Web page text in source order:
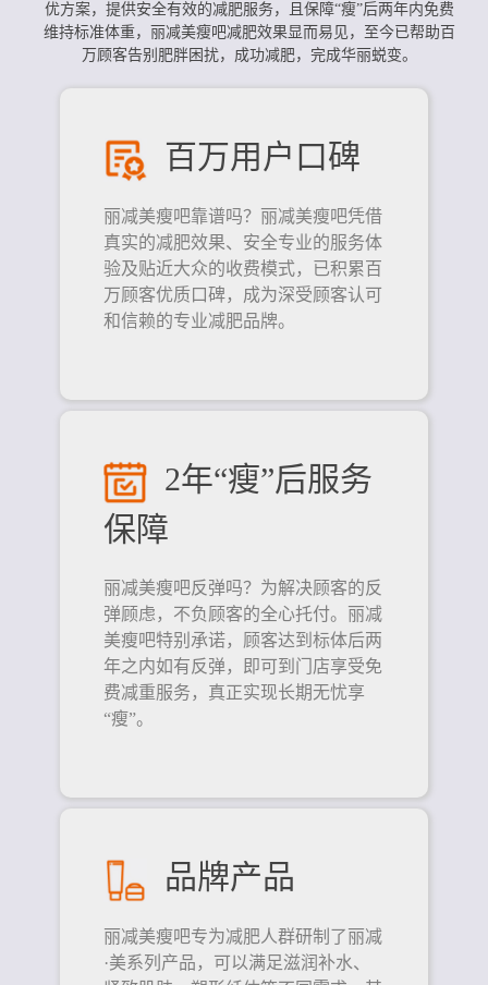
优方案，提供安全有效的减肥服务，且保障“瘦”后两年内免费
维持标准体重，丽减美瘦吧减肥效果显而易见，至今已帮助百
万顾客告别肥胖困扰，成功减肥，完成华丽蜕变。
百万用户口碑
丽减美瘦吧靠谱吗？丽减美瘦吧凭借
真实的减肥效果、安全专业的服务体
验及贴近大众的收费模式，已积累百
万顾客优质口碑，成为深受顾客认可
和信赖的专业减肥品牌。
2年“瘦”后服务
保障
丽减美瘦吧反弹吗？为解决顾客的反
弹顾虑，不负顾客的全心托付。丽减
美瘦吧特别承诺，顾客达到标体后两
年之内如有反弹，即可到门店享受免
费减重服务，真正实现长期无忧享
“瘦”。
品牌产品
丽减美瘦吧专为减肥人群研制了丽减
·美系列产品，可以满足滋润补水、